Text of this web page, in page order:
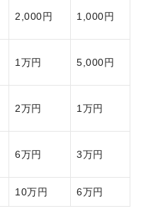
2,000円 1,000円
1万円 5,000円
2万円 1万円
6万円 3万円
10万円 6万円